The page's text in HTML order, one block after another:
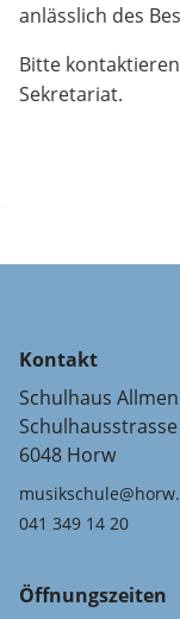
anlässlich des
Bitte
Sekretariat.
Kontakt
Schulhaus
6048 Horw
041 349 14 20
Öffnungszeiten